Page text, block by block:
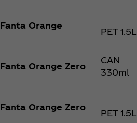
Fanta Orange
PET 1.5L
Fanta Orange Zero
CAN
330ml
Fanta Orange Zero
PET 1.5L